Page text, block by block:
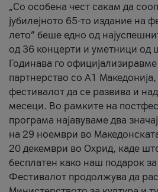
„Со особена чест сакам да
јубилејното 65-то издание на
лето” беше едно од
од 36 концерти и уметници од
Годинава го
партнерство со А1
фестивалот да се развива и
месеци. Во рамките на
програма најавуваме два
на 29 ноември во
20 декември во Охрид, каде
бесплатен како наш подарок
Фестивалот продолжува да